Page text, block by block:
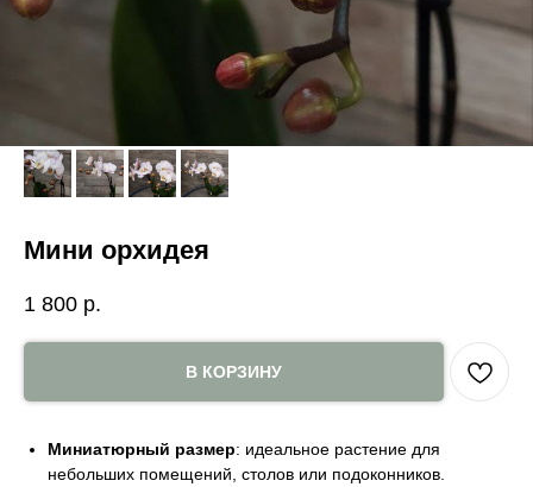
Мини орхидея
1 800 р.
В КОРЗИНУ
Миниатюрный размер: идеальное растение для
небольших помещений, столов или подоконников.